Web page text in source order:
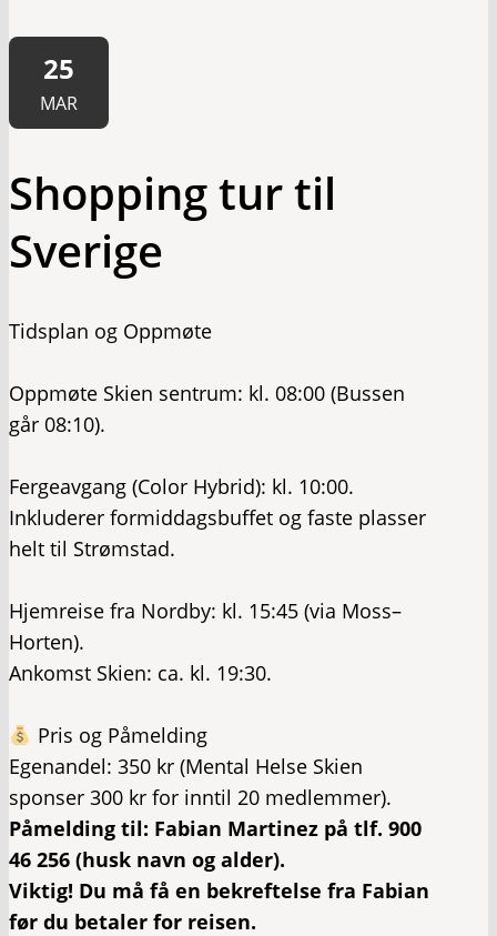
25
MAR
Shopping tur til
Sverige
Tidsplan og Oppmøte
Oppmøte Skien sentrum: kl. 08:00 (Bussen
går 08:10).
​Fergeavgang (Color Hybrid): kl. 10:00.
Inkluderer formiddagsbuffet og faste plasser
helt til Strømstad.
​Hjemreise fra Nordby: kl. 15:45 (via Moss–
Horten).
​Ankomst Skien: ca. kl. 19:30.
Pris og Påmelding
​Egenandel: 350 kr (Mental Helse Skien
sponser 300 kr for inntil 20 medlemmer).
​Påmelding til: Fabian Martinez på tlf. 900
46 256 (husk navn og alder).
​Viktig! Du må få en bekreftelse fra Fabian
før du betaler for reisen.